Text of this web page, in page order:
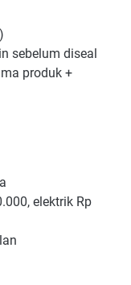
sebelum diseal
produk +
elektrik Rp